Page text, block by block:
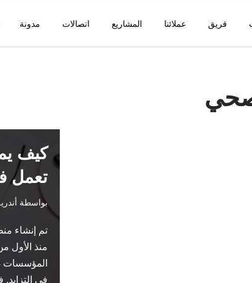
فريق عملائنا المشاريع اتصالات مدونة
كيف
تعمل
بواسطة
تم إنشاء
منذ الأول
المؤسسات
في التزايد.